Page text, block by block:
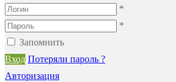
*
*
Запомнить
Вход Потеряли пароль ?
Авторизация